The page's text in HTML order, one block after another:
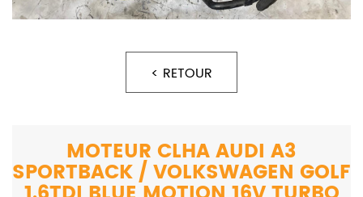
< RETOUR
MOTEUR CLHA AUDI A3
SPORTBACK / VOLKSWAGEN GOLF